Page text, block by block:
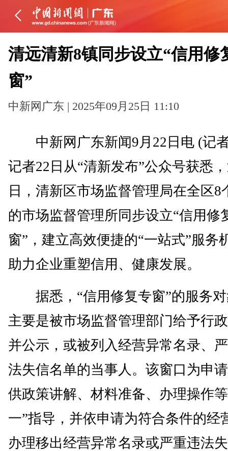
清远清新8镇同步设立“信用修
窗”
中新网广东 | 2025年09月25日 11:10
中新网广东新闻9月22日电 (记
记者22日从“清新发布”公众号获悉
日，清新区市场监督管理局在全区8
的市场监督管理所同步设立“信用修
窗”，建立高效便捷的“一站式”服务
助力企业重塑信用、健康发展。
据悉，“信用修复专窗”的服务对
主要是被市场监督管理部门给予行
并公示，或被列入经营异常名录、
法失信名单的当事人。该窗口为申
供政策讲解、材料准备、办理操作
一”指导，并依申请为符合条件的经
办理移出经营异常名录或严重违法